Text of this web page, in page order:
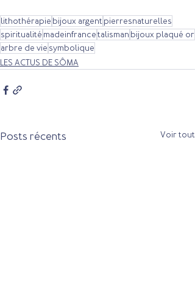
lithothérapie bijoux argentpierresnaturelles
spiritualité madeinfrancetalisman bijoux plaqué or
arbre de vie symbolique
LES ACTUS DE SÔMA
Posts récents Voir tout